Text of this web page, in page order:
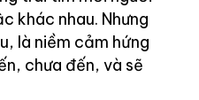
khác nhau. Nhưng
là niềm cảm hứng
chưa đến, và sẽ